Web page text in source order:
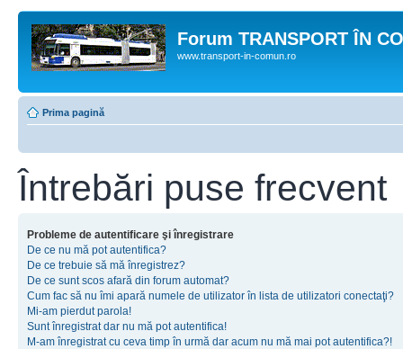
Forum TRANSPORT ÎN
www.transport-in-comun.ro
Prima pagină
Întrebări puse frecvent
Probleme de autentificare şi înregistrare
De ce nu mă pot autentifica?
De ce trebuie să mă înregistrez?
De ce sunt scos afară din forum automat?
Cum fac să nu îmi apară numele de utilizator în lista de utilizatori conectaţi?
Mi-am pierdut parola!
Sunt înregistrat dar nu mă pot autentifica!
M-am înregistrat cu ceva timp în urmă dar acum nu mă mai pot autentifica?!